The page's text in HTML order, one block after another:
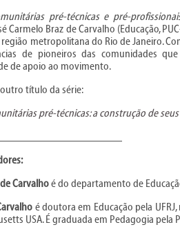
pré-técnicas e pré-
Carmelo Braz de Carvalho (Educação,
região metropolitana do Rio de Janeiro.
de pioneiros das comunidades
de apoio ao movimento.
título da série:
pré-técnicas: a construção de
Carvalhoé do departamento de
é doutora em Educação pela
USA. É graduada em Pedagogia pela